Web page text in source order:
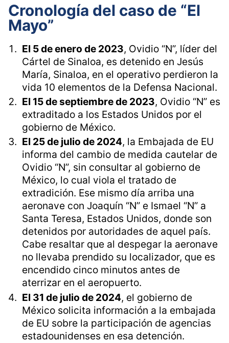
Cronología del caso de “El
Mayo”
El 5 de enero de 2023, Ovidio “N”, líder del
Cártel de Sinaloa, es detenido en Jesús
María, Sinaloa, en el operativo perdieron la
vida 10 elementos de la Defensa Nacional.
El 15 de septiembre de 2023, Ovidio “N” es
extraditado a los Estados Unidos por el
gobierno de México.
El 25 de julio de 2024, la Embajada de EU
informa del cambio de medida cautelar de
Ovidio “N”, sin consultar al gobierno de
México, lo cual viola el tratado de
extradición. Ese mismo día arriba una
aeronave con Joaquín “N” e Ismael “N” a
Santa Teresa, Estados Unidos, donde son
detenidos por autoridades de aquel país.
Cabe resaltar que al despegar la aeronave
no llevaba prendido su localizador, que es
encendido cinco minutos antes de
aterrizar en el aeropuerto.
El 31 de julio de 2024, el gobierno de
México solicita información a la embajada
de EU sobre la participación de agencias
estadounidenses en esa detención.